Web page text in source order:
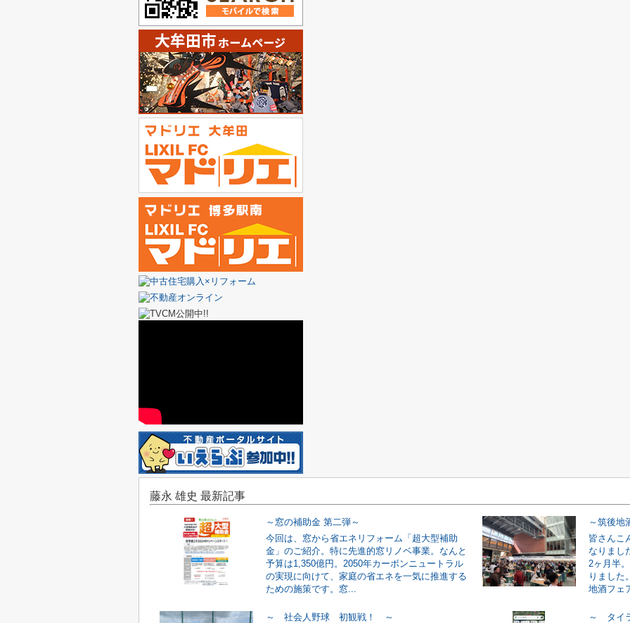
藤永 雄史 最新記事
～窓の補助金 第二弾～
今回は、窓から省エネリフォーム「超大型補助
金」のご紹介。特に先進的窓リノベ事業。なんと
予算は1,350億円。2050年カーボンニュートラル
の実現に向けて、家庭の省エネを一気に推進する
ための施策です。窓...
～筑後地
皆さんこ
なりまし
2ヶ月半
りました
地酒フェ
～ 社会人野球 初観戦！ ～
～ タイ